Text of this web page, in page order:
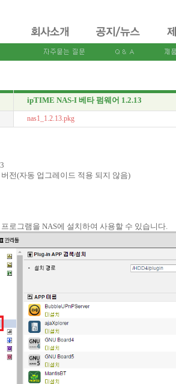
ipTIME NAS-I 베타 펌웨어 1.2.13
nas1_1.2.13.pkg
전(자동 업그레이드 적용 되지 않음)
프로그램을 NAS에 설치하여 사용할 수 있습니다.